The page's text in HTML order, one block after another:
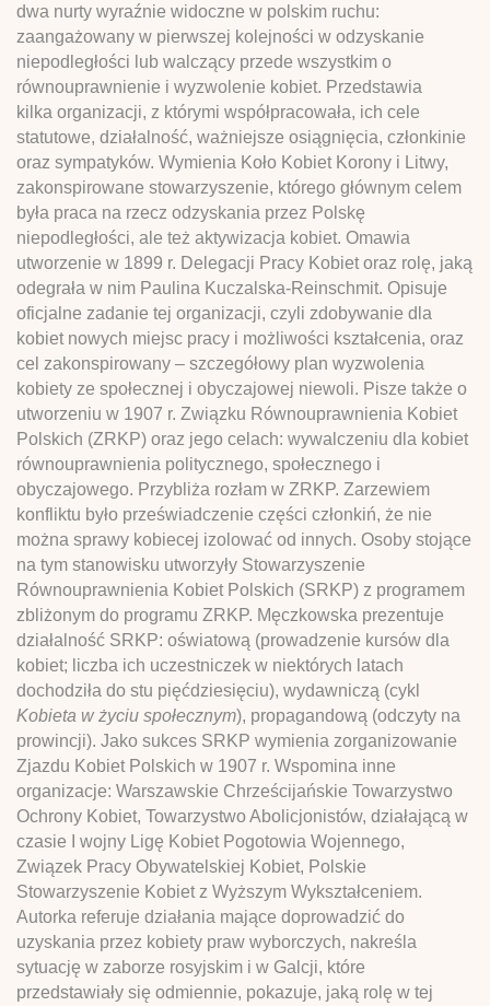
dwa nurty wyraźnie widoczne w polskim ruchu:
zaangażowany w pierwszej kolejności w odzyskanie
niepodległości lub walczący przede wszystkim o
równouprawnienie i wyzwolenie kobiet. Przedstawia
kilka organizacji, z którymi współpracowała, ich cele
statutowe, działalność, ważniejsze osiągnięcia, członkinie
oraz sympatyków. Wymienia Koło Kobiet Korony i Litwy,
zakonspirowane stowarzyszenie, którego głównym celem
była praca na rzecz odzyskania przez Polskę
niepodległości, ale też aktywizacja kobiet. Omawia
utworzenie w 1899 r. Delegacji Pracy Kobiet oraz rolę, jaką
odegrała w nim Paulina Kuczalska-Reinschmit. Opisuje
oficjalne zadanie tej organizacji, czyli zdobywanie dla
kobiet nowych miejsc pracy i możliwości kształcenia, oraz
cel zakonspirowany – szczegółowy plan wyzwolenia
kobiety ze społecznej i obyczajowej niewoli. Pisze także o
utworzeniu w 1907 r. Związku Równouprawnienia Kobiet
Polskich (ZRKP) oraz jego celach: wywalczeniu dla kobiet
równouprawnienia politycznego, społecznego i
obyczajowego. Przybliża rozłam w ZRKP. Zarzewiem
konfliktu było przeświadczenie części członkiń, że nie
można sprawy kobiecej izolować od innych. Osoby stojące
na tym stanowisku utworzyły Stowarzyszenie
Równouprawnienia Kobiet Polskich (SRKP) z programem
zbliżonym do programu ZRKP. Męczkowska prezentuje
działalność SRKP: oświatową (prowadzenie kursów dla
kobiet; liczba ich uczestniczek w niektórych latach
dochodziła do stu pięćdziesięciu), wydawniczą (cykl
Kobieta w życiu społecznym), propagandową (odczyty na
prowincji). Jako sukces SRKP wymienia zorganizowanie
Zjazdu Kobiet Polskich w 1907 r. Wspomina inne
organizacje: Warszawskie Chrześcijańskie Towarzystwo
Ochrony Kobiet, Towarzystwo Abolicjonistów, działającą w
czasie I wojny Ligę Kobiet Pogotowia Wojennego,
Związek Pracy Obywatelskiej Kobiet, Polskie
Stowarzyszenie Kobiet z Wyższym Wykształceniem.
Autorka referuje działania mające doprowadzić do
uzyskania przez kobiety praw wyborczych, nakreśla
sytuację w zaborze rosyjskim i w Galcji, które
przedstawiały się odmiennie, pokazuje, jaką rolę w tej